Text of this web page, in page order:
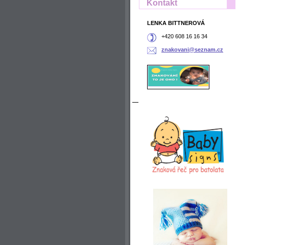
Kontakt
LENKA BITTNEROVÁ
+420 608 16 16 34
znakovani@seznam.cz